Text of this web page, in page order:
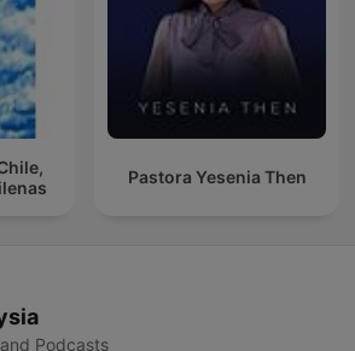
Pastora Yesenia Then
Podcasts